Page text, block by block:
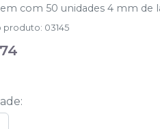
com 50 unidades 4 mm
produto: 03145
: